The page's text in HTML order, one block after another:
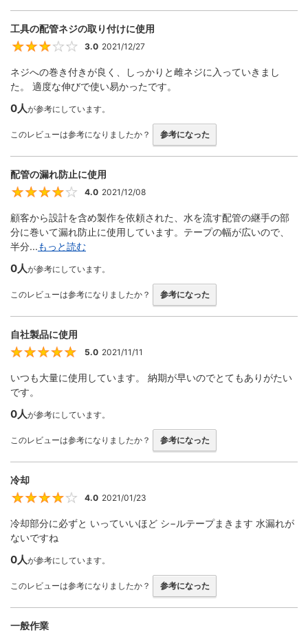
工具の配管ネジの取り付けに使用
3.0 2021/12/27
ネジへの巻き付きが良く、しっかりと雌ネジに入っていきまし
た。 適度な伸びで使い易かったです。
0人が参考にしています。
このレビューは参考になりましたか？ 参考になった
配管の漏れ防止に使用
4
4.0 2021/12/08
顧客から設計を含め製作を依頼された、水を流す配管の継手の部
分に巻いて漏れ防止に使用しています。テープの幅が広いので、
半分...もっと読む
0人が参考にしています。
このレビューは参考になりましたか？ 参考になった
自社製品に使用
5.0 2021/11/11
いつも大量に使用しています。 納期が早いのでとてもありがたい
です。
0人が参考にしています。
このレビューは参考になりましたか？ 参考になった
冷却
4
4.0 2021/01/23
冷却部分に必ずと いっていいほど シ−ルテープまきます 水漏れが
ないですね
0人が参考にしています。
このレビューは参考になりましたか？ 参考になった
一般作業